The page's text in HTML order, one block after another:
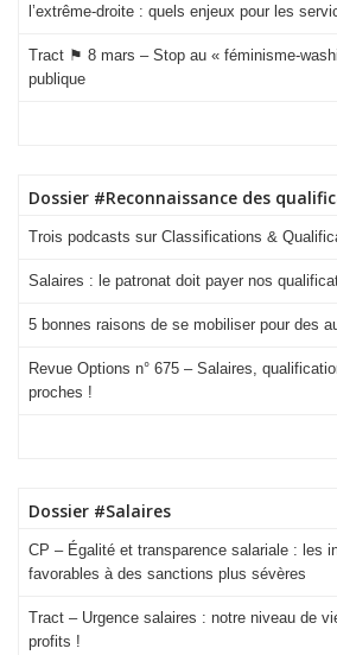
l’extrême-droite : quels enjeux pour les
Tract ⚑ 8 mars – Stop au « féminisme-
publique
Dossier #Reconnaissance des
Trois podcasts sur Classifications &
Salaires : le patronat doit payer nos
5 bonnes raisons de se mobiliser pour des
Revue Options n° 675 – Salaires,
proches !
Dossier #Salaires
CP – Égalité et transparence salariale : les
favorables à des sanctions plus sévères
Tract – Urgence salaires : notre niveau de
profits !